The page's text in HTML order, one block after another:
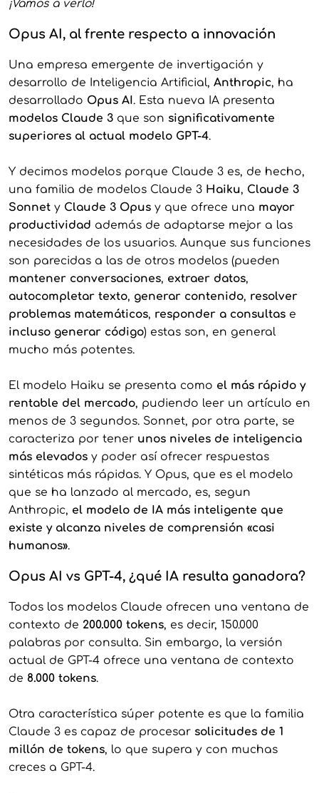
¡Vamos a verlo!
Opus AI, al frente respecto a innovación
Una empresa emergente de invertigación y
desarrollo de Inteligencia Artificial, Anthropic, ha
desarrollado Opus AI. Esta nueva IA presenta
modelos Claude 3que son significativamente
superiores al actual modelo GPT-4.
Y decimos modelos porque Claude 3 es, de hecho,
una familia de modelos Claude 3 Haiku, Claude 3
Sonnety Claude 3 Opusy que ofrece una mayor
productividad además de adaptarse mejor a las
necesidades de los usuarios. Aunque sus funciones
son parecidas a las de otros modelos (pueden
mantener conversaciones, extraer datos,
autocompletar texto, generar contenido, resolver
problemas matemáticos, responder a consultase
incluso generar código) estas son, en general
mucho más potentes.
El modelo Haiku se presenta como el más rápido y
rentable del mercado, pudiendo leer un artículo en
menos de 3 segundos. Sonnet, por otra parte, se
caracteriza por tener unos niveles de inteligencia
más elevadosy poder así ofrecer respuestas
sintéticas más rápidas. Y Opus, que es el modelo
que se ha lanzado al mercado, es, segun
Anthropic, el modelo de IA más inteligente que
existe y alcanza niveles de comprensión «casi
humanos».
Opus AI vs GPT-4, ¿qué IA resulta ganadora?
Todos los modelos Claude ofrecen una ventana de
contexto de 200.000 tokens, es decir, 150.000
palabras por consulta. Sin embargo, la versión
actual de GPT-4 ofrece una ventana de contexto
de 8.000 tokens.
Otra característica súper potente es que la familia
Claude 3 es capaz de procesar solicitudes de 1
millón de tokens, lo que supera y con muchas
creces a GPT-4.